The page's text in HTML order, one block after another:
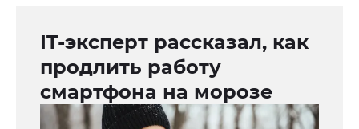
IT-эксперт рассказал, как
продлить работу
смартфона на морозе